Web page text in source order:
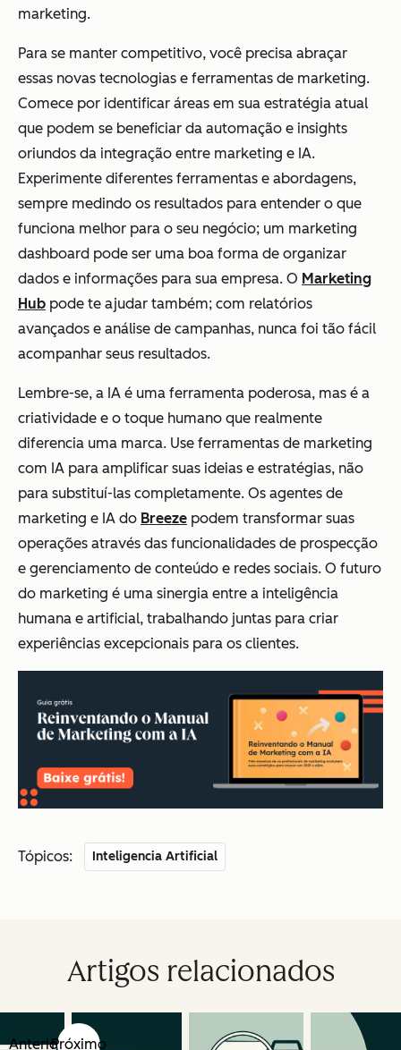
marketing.
Para se manter competitivo, você precisa abraçar
essas novas tecnologias e ferramentas de marketing.
Comece por identificar áreas em sua estratégia atual
que podem se beneficiar da automação e insights
oriundos da integração entre marketing e IA.
Experimente diferentes ferramentas e abordagens,
sempre medindo os resultados para entender o que
funciona melhor para o seu negócio; um marketing
dashboard pode ser uma boa forma de organizar
dados e informações para sua empresa. O Marketing
Hub pode te ajudar também; com relatórios
avançados e análise de campanhas, nunca foi tão fácil
acompanhar seus resultados.
Lembre-se, a IA é uma ferramenta poderosa, mas é a
criatividade e o toque humano que realmente
diferencia uma marca. Use ferramentas de marketing
com IA para amplificar suas ideias e estratégias, não
para substituí-las completamente. Os agentes de
marketing e IA do Breeze podem transformar suas
operações através das funcionalidades de prospecção
e gerenciamento de conteúdo e redes sociais. O futuro
do marketing é uma sinergia entre a inteligência
humana e artificial, trabalhando juntas para criar
experiências excepcionais para os clientes.
Tópicos: Inteligencia Artificial
Artigos relacionados
AnteriorPróximo